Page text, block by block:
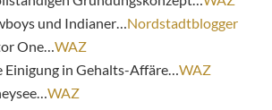
und Indianer… Nordstadtblogger
One… WAZ
in Gehalts-Affäre… WAZ
WAZ